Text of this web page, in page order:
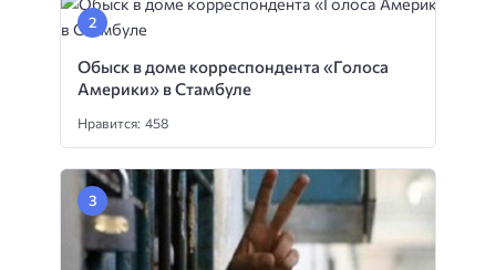
Обыск в доме корреспондента «Голоса
Америки» в Стамбуле
Нравится: 458